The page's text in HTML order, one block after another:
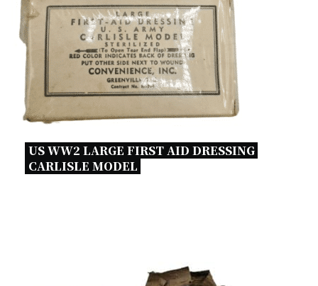
US WW2 LARGE FIRST AID DRESSING
CARLISLE MODEL